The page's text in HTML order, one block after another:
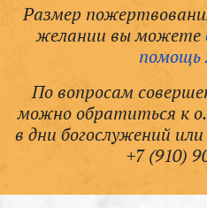
Размер
желании вы можете
помощь
По вопросам
можно обратиться к
в дни богослужений
+7 (910)